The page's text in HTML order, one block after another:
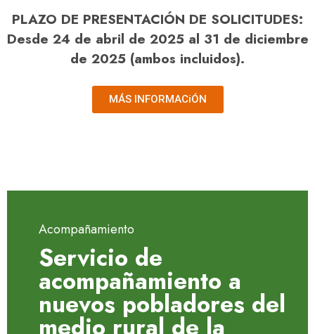
PLAZO DE PRESENTACIÓN DE SOLICITUDES:
Desde 24 de abril de 2025 al 31 de diciembre
de 2025 (ambos incluidos).
MÁS INFORMACiÓN
Acompañamiento
Servicio de
acompañamiento a
nuevos pobladores del